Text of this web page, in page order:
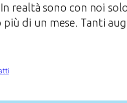
realtà sono con noi
più di un mese. Tanti